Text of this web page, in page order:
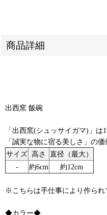
商品詳細
出西窯 飯碗
「出西窯(シュッサイガマ)」
「誠実な物に宿る美しさ」の
サイズ 高さ
直径（最大）
‐
約6cm 約12cm
※こちらは手仕事により作られ
◆カラー◆